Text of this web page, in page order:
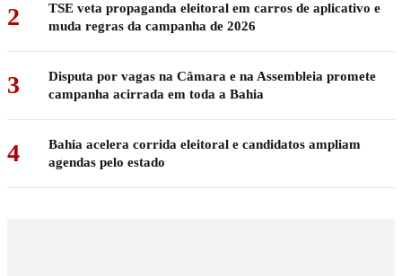
2
TSE veta propaganda eleitoral em carros de aplicativo e
muda regras da campanha de 2026
3
Disputa por vagas na Câmara e na Assembleia promete
campanha acirrada em toda a Bahia
4
Bahia acelera corrida eleitoral e candidatos ampliam
agendas pelo estado